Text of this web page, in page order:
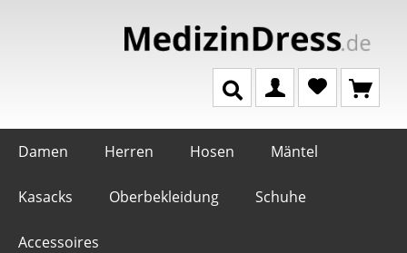
Damen Herren Hosen Mäntel
Kasacks Oberbekleidung Schuhe
Accessoires